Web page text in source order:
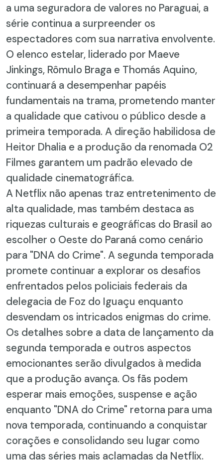
a uma seguradora de valores no Paraguai, a
série continua a surpreender os
espectadores com sua narrativa envolvente.
O elenco estelar, liderado por Maeve
Jinkings, Rômulo Braga e Thomás Aquino,
continuará a desempenhar papéis
fundamentais na trama, prometendo manter
a qualidade que cativou o público desde a
primeira temporada. A direção habilidosa de
Heitor Dhalia e a produção da renomada O2
Filmes garantem um padrão elevado de
qualidade cinematográfica.
A Netflix não apenas traz entretenimento de
alta qualidade, mas também destaca as
riquezas culturais e geográficas do Brasil ao
escolher o Oeste do Paraná como cenário
para "DNA do Crime". A segunda temporada
promete continuar a explorar os desafios
enfrentados pelos policiais federais da
delegacia de Foz do Iguaçu enquanto
desvendam os intricados enigmas do crime.
Os detalhes sobre a data de lançamento da
segunda temporada e outros aspectos
emocionantes serão divulgados à medida
que a produção avança. Os fãs podem
esperar mais emoções, suspense e ação
enquanto "DNA do Crime" retorna para uma
nova temporada, continuando a conquistar
corações e consolidando seu lugar como
uma das séries mais aclamadas da Netflix.